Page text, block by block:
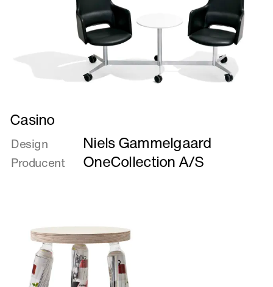
Læs
mere
om
Casino
Casino
Design Niels Gammelgaard
Producent OneCollection A/S